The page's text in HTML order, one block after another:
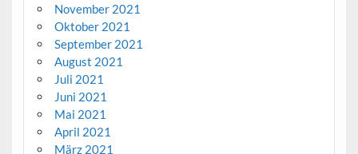
November 2021
Oktober 2021
September 2021
August 2021
Juli 2021
Juni 2021
Mai 2021
April 2021
März 2021